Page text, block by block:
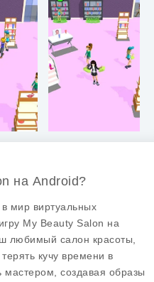
на Android?
мир виртуальных
My Beauty Salon на
любимый салон красоты,
кучу времени в
создавая образы